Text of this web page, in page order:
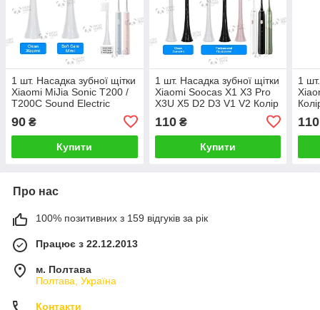
1 шт. Насадка зубної щітки
Xiaomi MiJia Sonic T200 /
T200C Sound Electric
Toothbrush Колір на вибір
90 ₴
Купити
1 шт. Насадка зубної щітки
Xiaomi Soocas X1 X3 Pro
X3U X5 D2 D3 V1 V2 Колір
110₴
Купити
1
110
Про нас
100% позитивних з 159 відгуків за рік
Працює з 22.12.2013
м. Полтава
Полтава, Україна
Контакти